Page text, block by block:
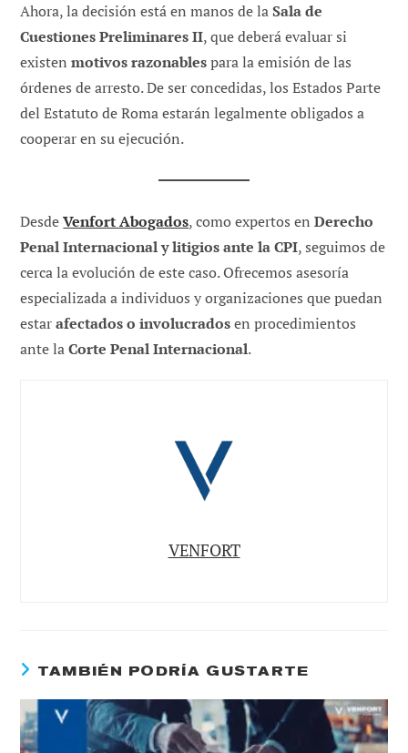
Ahora, la decisión está en manos de laSala de
Cuestiones Preliminares II, que deberá evaluar si
existenmotivos razonablespara la emisión de las
órdenes de arresto. De ser concedidas, los Estados Parte
del Estatuto de Roma estarán legalmente obligados a
cooperar en su ejecución.
DesdeVenfort Abogados, como expertos enDerecho
Penal Internacional y litigios ante la CPI, seguimos de
cerca la evolución de este caso. Ofrecemos asesoría
especializada a individuos y organizaciones que puedan
estarafectados o involucradosen procedimientos
ante laCorte Penal Internacional.
VENFORT
TAMBIÉN PODRÍA GUSTARTE